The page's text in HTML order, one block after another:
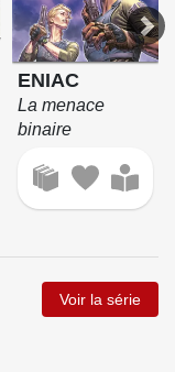
ENIAC
La menace
binaire
Voir la série